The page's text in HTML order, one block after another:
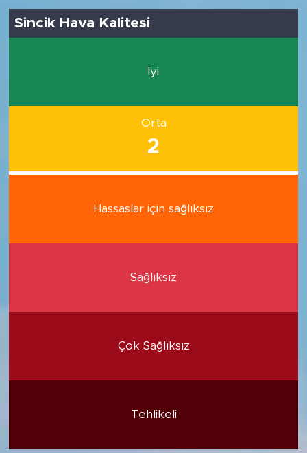
Sincik Hava Kalitesi
İyi
Orta
2
Hassaslar için sağlıksız
Sağlıksız
Çok Sağlıksız
Tehlikeli